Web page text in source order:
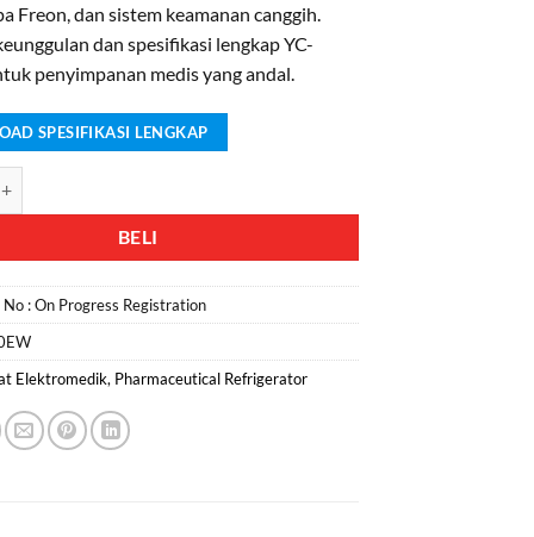
Freon, dan sistem keamanan canggih.
dan spesifikasi lengkap YC-
penyimpanan medis yang andal.
SPESIFIKASI LENGKAP
BELI
No :On Progress Registration
Elektromedik, Pharmaceutical Refrigerator